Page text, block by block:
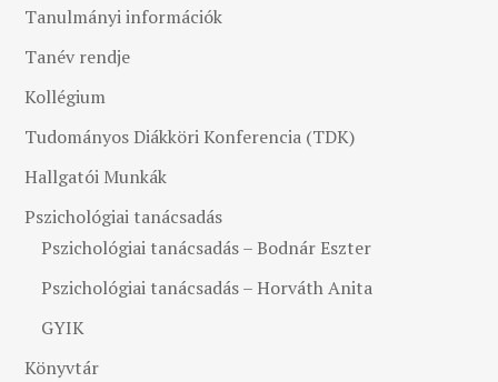
Tanulmányi információk
Tanév rendje
Kollégium
Tudományos Diákköri Konferencia (TDK)
Hallgatói Munkák
Pszichológiai tanácsadás
Pszichológiai tanácsadás – Bodnár Eszter
Pszichológiai tanácsadás – Horváth Anita
GYIK
Könyvtár